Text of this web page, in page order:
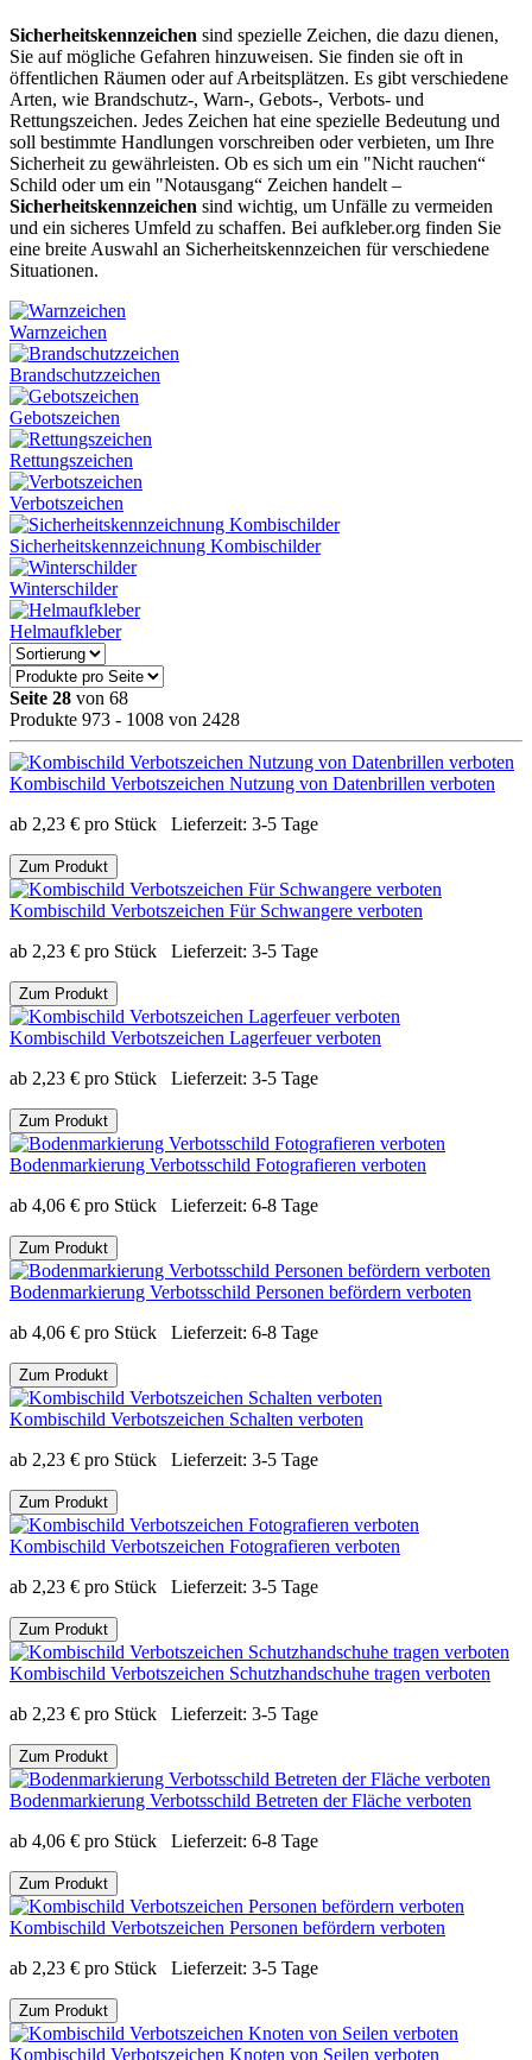
Sicherheitskennzeichen sind spezielle Zeichen, die dazu dienen,
Sie auf mögliche Gefahren hinzuweisen. Sie finden sie oft in
öffentlichen Räumen oder auf Arbeitsplätzen. Es gibt verschiedene
Arten, wie Brandschutz-, Warn-, Gebots-, Verbots- und
Rettungszeichen. Jedes Zeichen hat eine spezielle Bedeutung und
soll bestimmte Handlungen vorschreiben oder verbieten, um Ihre
Sicherheit zu gewährleisten. Ob es sich um ein "Nicht rauchen“
Schild oder um ein "Notausgang“ Zeichen handelt –
Sicherheitskennzeichen sind wichtig, um Unfälle zu vermeiden
und ein sicheres Umfeld zu schaffen. Bei aufkleber.org finden Sie
eine breite Auswahl an Sicherheitskennzeichen für verschiedene
Situationen.
Warnzeichen
Brandschutzzeichen
Gebotszeichen
Rettungszeichen
Verbotszeichen
Sicherheitskennzeichnung Kombischilder
Winterschilder
Helmaufkleber
Seite 28 von 68
Produkte 973 - 1008 von 2428
Kombischild Verbotszeichen Nutzung von Datenbrillen verboten
ab 2,23 € pro Stück Lieferzeit: 3-5 Tage
Zum Produkt
Kombischild Verbotszeichen Für Schwangere verboten
ab 2,23 € pro Stück Lieferzeit: 3-5 Tage
Zum Produkt
Kombischild Verbotszeichen Lagerfeuer verboten
ab 2,23 € pro Stück Lieferzeit: 3-5 Tage
Zum Produkt
Bodenmarkierung Verbotsschild Fotografieren verboten
ab 4,06 € pro Stück Lieferzeit: 6-8 Tage
Zum Produkt
Bodenmarkierung Verbotsschild Personen befördern verboten
ab 4,06 € pro Stück Lieferzeit: 6-8 Tage
Zum Produkt
Kombischild Verbotszeichen Schalten verboten
ab 2,23 € pro Stück Lieferzeit: 3-5 Tage
Zum Produkt
Kombischild Verbotszeichen Fotografieren verboten
ab 2,23 € pro Stück Lieferzeit: 3-5 Tage
Zum Produkt
Kombischild Verbotszeichen Schutzhandschuhe tragen verboten
ab 2,23 € pro Stück Lieferzeit: 3-5 Tage
Zum Produkt
Bodenmarkierung Verbotsschild Betreten der Fläche verboten
ab 4,06 € pro Stück Lieferzeit: 6-8 Tage
Zum Produkt
Kombischild Verbotszeichen Personen befördern verboten
ab 2,23 € pro Stück Lieferzeit: 3-5 Tage
Zum Produkt
Kombischild Verbotszeichen Knoten von Seilen verboten